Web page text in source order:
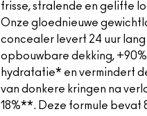
frisse, stralende en gelifte
Onze gloednieuwe
concealer levert 24 uur lang
opbouwbare dekking,
hydratatie* en vermindert
van donkere kringen na
18%**. Deze formule bevat